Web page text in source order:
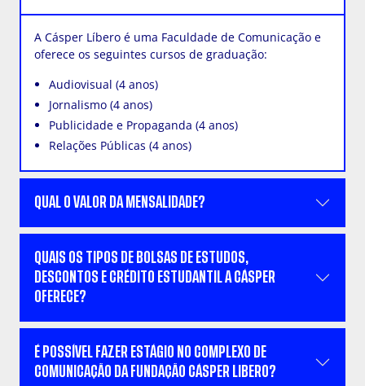
A Cásper Líbero é uma Faculdade de Comunicação e
oferece os seguintes cursos de graduação:
Audiovisual (4 anos)
Jornalismo (4 anos)
Publicidade e Propaganda (4 anos)
Relações Públicas (4 anos)
QUAL O VALOR DA MENSALIDADE?
QUAIS OS TIPOS DE BOLSAS DE ESTUDOS,
DESCONTOS E CRÉDITO ESTUDANTIL A CÁSPER
OFERECE?
É POSSÍVEL FAZER ESTÁGIO NO COMPLEXO DE
COMUNICAÇÃO DA FUNDAÇÃO CÁSPER LIBERO?